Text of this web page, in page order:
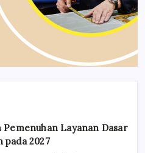
Pemenuhan Layanan Dasar
pada 2027